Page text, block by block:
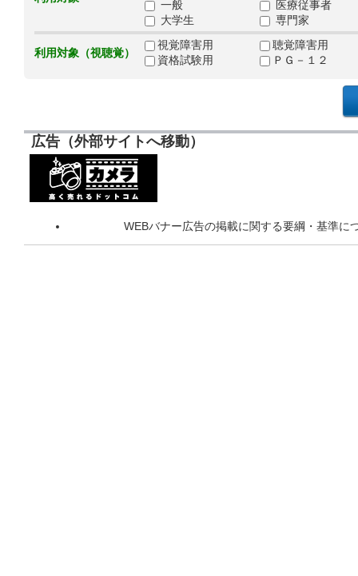
一般
医療従事者
大学生
専門家
利用対象（視聴覚）
視覚障害用
聴覚障害用
資格試験用
ＰＧ－１２
広告（外部サイトへ移動）
WEBバナー広告の掲載に関する要綱・基準に